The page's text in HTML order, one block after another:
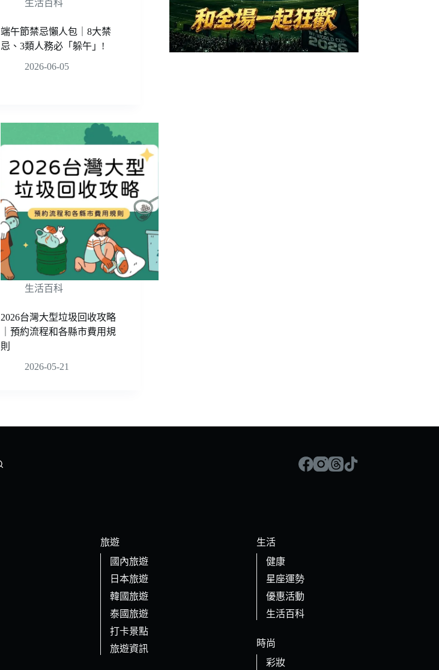
生活百科
端午節禁忌懶人包｜8大禁
忌、3類人務必「躲午」!
2026-06-05
生活百科
2026台灣大型垃圾回收攻略
｜預約流程和各縣市費用規
則
2026-05-21
旅遊
國內旅遊
日本旅遊
韓國旅遊
泰國旅遊
打卡景點
旅遊資訊
生活
健康
星座運勢
優惠活動
生活百科
時尚
彩妝